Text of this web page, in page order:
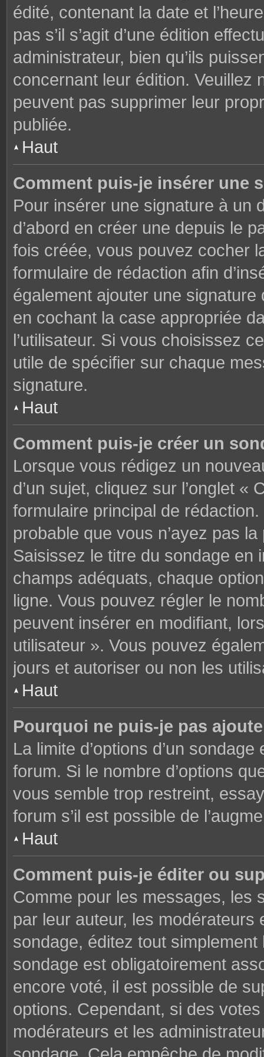
édité, contenant la date et
pas s’il s’agit d’une édition
administrateur, bien qu’ils
concernant leur édition. Veuillez
peuvent pas supprimer leur
publiée.
Haut
Comment puis-je insérer une
Pour insérer une signature à un
d’abord en créer une depuis le
fois créée, vous pouvez cocher
formulaire de rédaction afin
également ajouter une
en cochant la case appropriée
l’utilisateur. Si vous choisissez
utile de spécifier sur chaque
signature.
Haut
Comment puis-je créer un
Lorsque vous rédigez un
d’un sujet, cliquez sur l’onglet
formulaire principal de
probable que vous n’ayez pas
Saisissez le titre du sondage en
champs adéquats, chaque
ligne. Vous pouvez régler le
peuvent insérer en modifiant,
utilisateur ». Vous pouvez
jours et autoriser ou non les
Haut
Pourquoi ne puis-je pas
La limite d’options d’un
forum. Si le nombre d’options
vous semble trop restreint,
forum s’il est possible de
Haut
Comment puis-je éditer ou
Comme pour les messages, les
par leur auteur, les
sondage, éditez tout
sondage est obligatoirement
encore voté, il est possible de
options. Cependant, si des
modérateurs et les